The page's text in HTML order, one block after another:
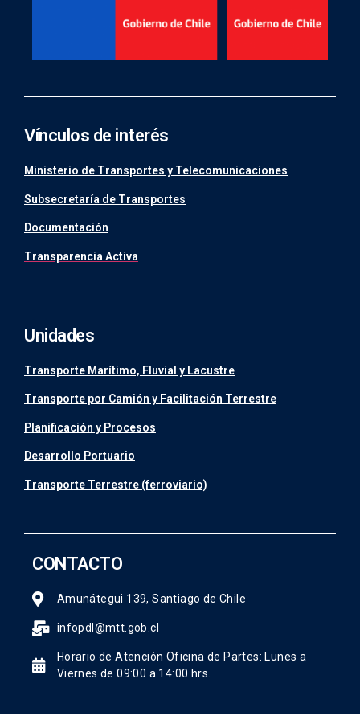
Vínculos de interés
Ministerio de Transportes y Telecomunicaciones
Subsecretaría de Transportes
Documentación
Transparencia Activa
Unidades
Transporte Marítimo, Fluvial y Lacustre
Transporte por Camión y Facilitación Terrestre
Planificación y Procesos
Desarrollo Portuario
Transporte Terrestre (ferroviario)
CONTACTO
Amunátegui 139, Santiago de Chile
infopdl@mtt.gob.cl
Horario de Atención Oficina de Partes: Lunes a
Viernes de 09:00 a 14:00 hrs.